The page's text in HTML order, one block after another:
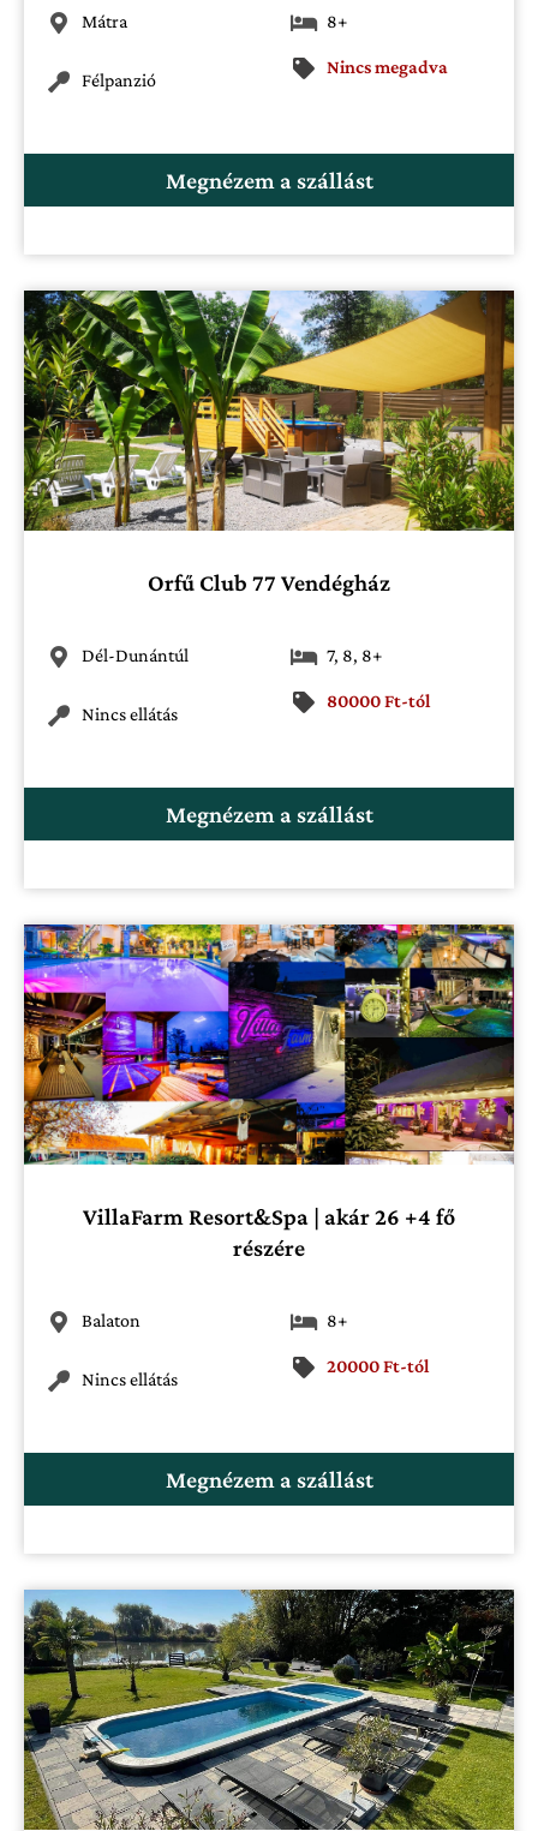
Mátra
Félpanzió
8+
Nincs megadva
Megnézem a szállást
Orfű Club 77 Vendégház
Dél-Dunántúl
Nincs ellátás
7, 8, 8+
80000 Ft-tól
Megnézem a szállást
VillaFarm Resort&Spa | akár 26 +4 fő
részére
Balaton
Nincs ellátás
8+
20000 Ft-tól
Megnézem a szállást